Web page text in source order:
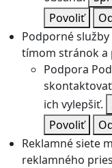
Povoliť
Podporné
tímom stránok a
Podpora
ich vylepšiť.
Povoliť
Reklamné siete
reklamného